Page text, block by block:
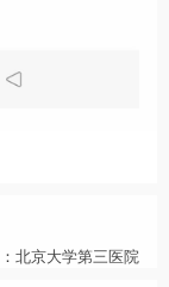
北京大学第三医院